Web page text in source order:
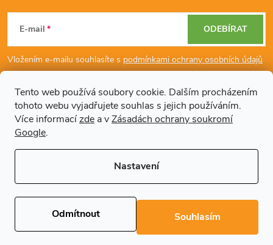
Tento web používá soubory cookie. Dalším procházením
tohoto webu vyjadřujete souhlas s jejich používáním.
Více informacízde a vZásadách ochrany soukromí
Google.
Nastavení
Odmítnout Souhlasím
p
E-mail
Vložením e-mailu souhlasíte s podmínkami ochrany osobních údajů
ODEBÍRAT
Dodatečné informace
Copyright 2026Regals.cz. Všechna práva vyhrazena.Upravit nastavení
cookies